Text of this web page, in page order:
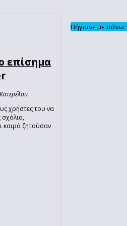
επίσημα
χρήστες του να
καιρό ζητούσαν
Πήγαινε με πάνω